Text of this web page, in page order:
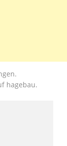
hagebau.